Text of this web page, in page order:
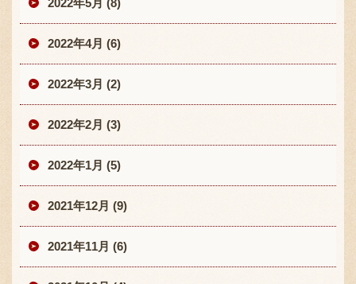
2022年5月 (8)
2022年4月 (6)
2022年3月 (2)
2022年2月 (3)
2022年1月 (5)
2021年12月 (9)
2021年11月 (6)